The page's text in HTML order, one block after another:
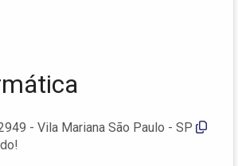
- Vila Mariana São Paulo - SP